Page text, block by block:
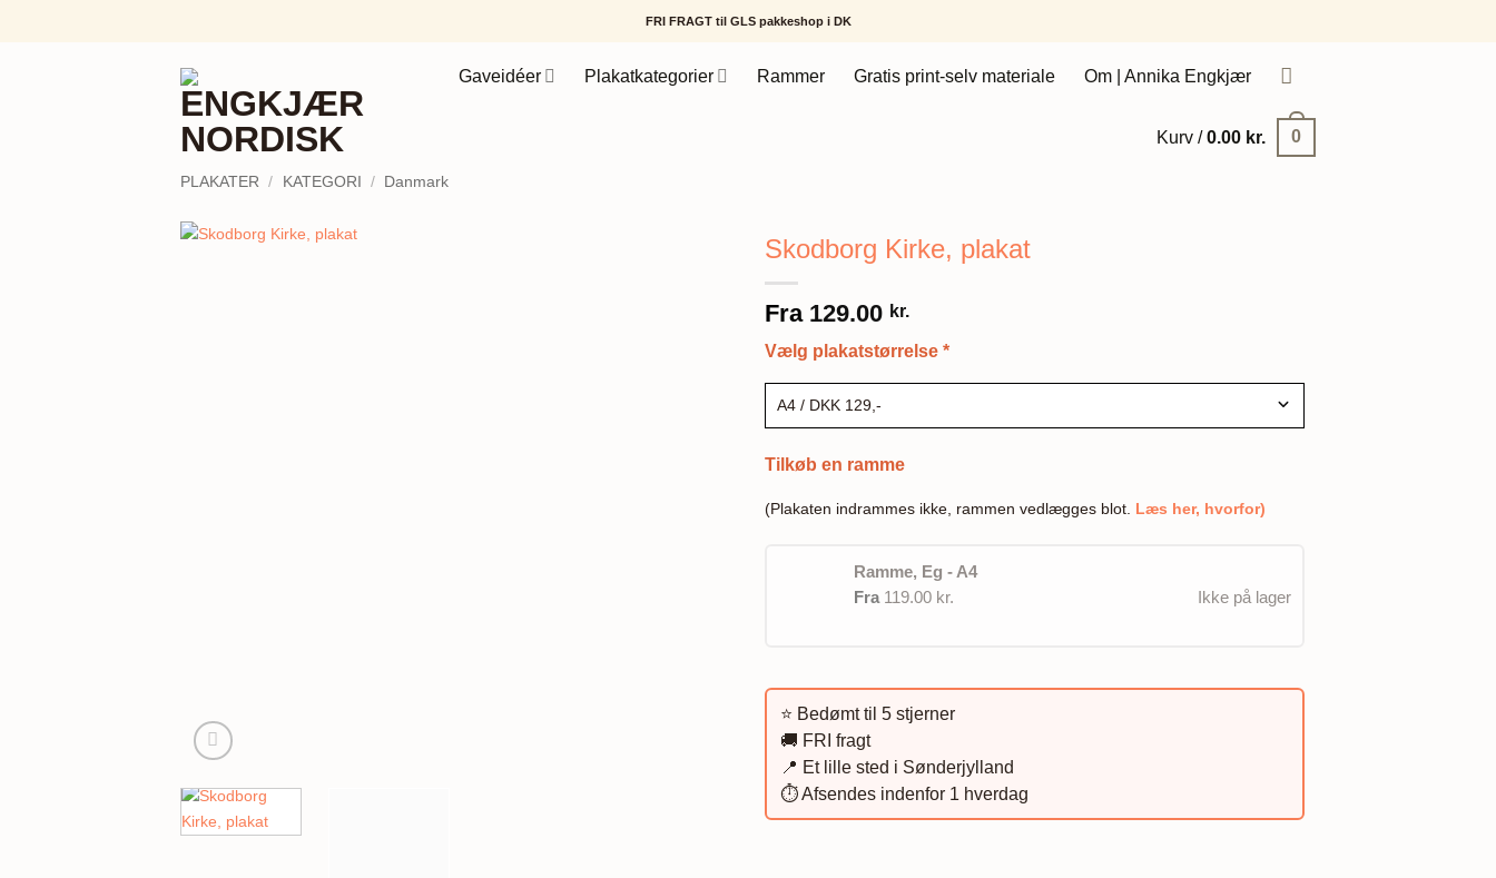
FRI FRAGT til GLS pakkeshop i DK
Gaveidéer Plakatkategorier Rammer Gratis print-selv materiale Om | Annika Engkjær
Kurv /0.00 kr. 0
PLAKATER / KATEGORI / Danmark
Skodborg Kirke, plakat
Fra 129.00 kr.
Vælg plakatstørrelse *
Tilkøb en ramme
(Plakaten indrammes ikke, rammen vedlægges blot. Læs her, hvorfor)
Ramme, Eg - A4
Fra 119.00 kr. Ikke på lager
⭐️ Bedømt til 5 stjerner
🚚 FRI fragt
📍 Et lille sted i Sønderjylland
⏱️ Afsendes indenfor 1 hverdag